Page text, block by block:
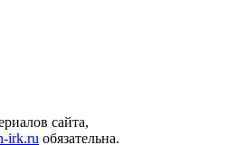
сайта,
irk.ru обязательна.